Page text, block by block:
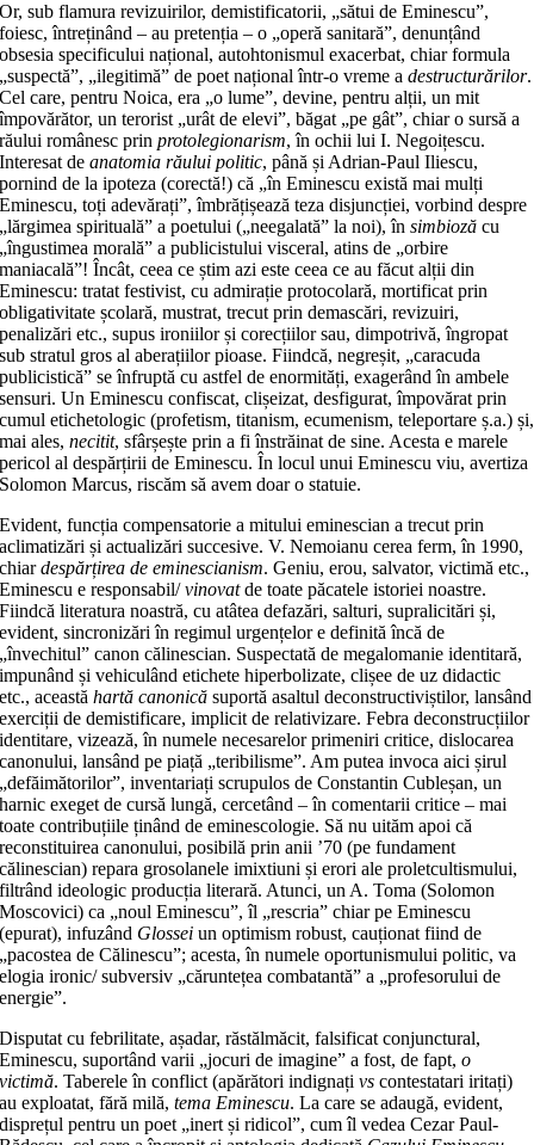
Or, sub flamura revizuirilor, demistificatorii, „sătui de Eminescu”,
foiesc, întreținând – au pretenția – o „operă sanitară”, denunțând
obsesia specificului național, autohtonismul exacerbat, chiar formula
„suspectă”, „ilegitimă” de poet național într-o vreme adestructurărilor.
Cel care, pentru Noica, era „o lume”, devine, pentru alții, un mit
împovărător, un terorist „urât de elevi”, băgat „pe gât”, chiar o sursă a
răului românesc prinprotolegionarism, în ochii lui I. Negoițescu.
Interesat deanatomia răului politic, până și Adrian-Paul Iliescu,
pornind de la ipoteza (corectă!) că „în Eminescu există mai mulți
Eminescu, toți adevărați”, îmbrățișează teza disjuncției, vorbind despre
„lărgimea spirituală” a poetului („neegalată” la noi), însimbiozăcu
„îngustimea morală” a publicistului visceral, atins de „orbire
maniacală”! Încât, ceea ce știm azi este ceea ce au făcut alții din
Eminescu: tratat festivist, cu admirație protocolară, mortificat prin
obligativitate școlară, mustrat, trecut prin demascări, revizuiri,
penalizări etc., supus ironiilor și corecțiilor sau, dimpotrivă, îngropat
sub stratul gros al aberațiilor pioase. Fiindcă, negreșit, „caracuda
publicistică” se înfruptă cu astfel de enormități, exagerând în ambele
sensuri. Un Eminescu confiscat, clișeizat, desfigurat, împovărat prin
cumul etichetologic (profetism, titanism, ecumenism, teleportare ș.a.) și,
mai ales,necitit, sfârșește prin a fi înstrăinat de sine. Acesta e marele
pericol al despărțirii de Eminescu. În locul unui Eminescu viu, avertiza
Solomon Marcus, riscăm să avem doar o statuie.
Evident, funcția compensatorie a mitului eminescian a trecut prin
aclimatizări și actualizări succesive. V. Nemoianu cerea ferm, în 1990,
chiardespărțirea de eminescianism. Geniu, erou, salvator, victimă etc.,
Eminescu e responsabil/vinovatde toate păcatele istoriei noastre.
Fiindcă literatura noastră, cu atâtea defazări, salturi, supralicitări și,
evident, sincronizări în regimul urgențelor e definită încă de
„învechitul” canon călinescian. Suspectată de megalomanie identitară,
impunând și vehiculând etichete hiperbolizate, clișee de uz didactic
etc., aceastăhartă canonică suportă asaltul deconstructiviștilor, lansând
exerciții de demistificare, implicit de relativizare. Febra deconstrucțiilor
identitare, vizează, în numele necesarelor primeniri critice, dislocarea
canonului, lansând pe piață „teribilisme”. Am putea invoca aici șirul
„defăimătorilor”, inventariați scrupulos de Constantin Cubleșan, un
harnic exeget de cursă lungă, cercetând – în comentarii critice – mai
toate contribuțiile ținând de eminescologie. Să nu uităm apoi că
reconstituirea canonului, posibilă prin anii ’70 (pe fundament
călinescian) repara grosolanele imixtiuni și erori ale proletcultismului,
filtrând ideologic producția literară. Atunci, un A. Toma (Solomon
Moscovici) ca „noul Eminescu”, îl „rescria” chiar pe Eminescu
(epurat), infuzând Glossei un optimism robust, cauționat fiind de
„pacostea de Călinescu”; acesta, în numele oportunismului politic, va
elogia ironic/ subversiv „căruntețea combatantă” a „profesorului de
energie”.
Disputat cu febrilitate, așadar, răstălmăcit, falsificat conjunctural,
Eminescu, suportând varii „jocuri de imagine” a fost, de fapt,o
victimă. Taberele în conflict (apărători indignațivs contestatari iritați)
au exploatat, fără milă,tema Eminescu. La care se adaugă, evident,
disprețul pentru un poet „inert și ridicol”, cum îl vedea Cezar Paul-